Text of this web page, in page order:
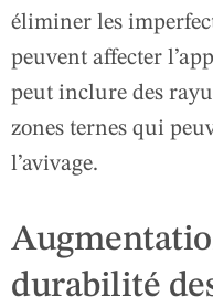
éliminer les
peuvent affecter
peut inclure des
zones ternes qui
l’avivage.
durabilité